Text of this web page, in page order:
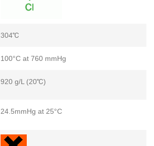
304℃
100°C at 760 mmHg
920 g/L (20℃)
24.5mmHg at 25°C